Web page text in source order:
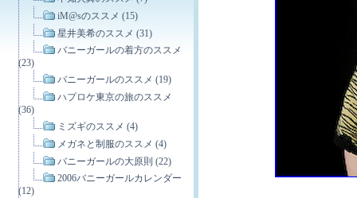
iM@sのススメ (15)
星井美希のススメ (31)
バニーガールの着方のススメ
(23)
バニーガールのススメ (19)
ハプロケ東京の旅のススメ
(36)
ミズギのススメ (4)
メガネと制服のススメ (4)
バニーガールの大原則 (22)
2006バニーガールカレンダー
(12)